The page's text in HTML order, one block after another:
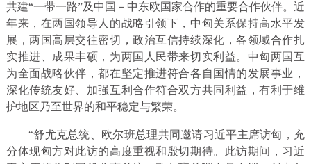
共建“一带一路”及中国－中东欧国家合作的重要合作伙伴。近
年来，在两国领导人的战略引领下，中匈关系保持高水平发
展，两国高层交往密切，政治互信持续深化，各领域合作扎
实推进、成果丰硕，为两国人民带来切实利益。中匈两国互
为全面战略伙伴，都在坚定推进符合各自国情的发展事业，
深化传统友好、加强互利合作符合双方共同利益，有利于维
护地区乃至世界的和平稳定与繁荣。
“舒尤克总统、欧尔班总理共同邀请习近平主席访匈，充
分体现匈方对此访的高度重视和殷切期待。此访期间，习近